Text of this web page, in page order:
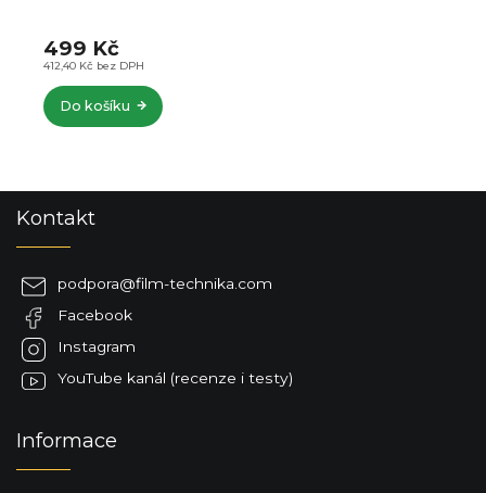
412,40 Kč bez DPH
499 Kč
Do košíku
Kontakt
podpora@film-technika.com
Facebook
Instagram
YouTube kanál (recenze i testy)
Informace